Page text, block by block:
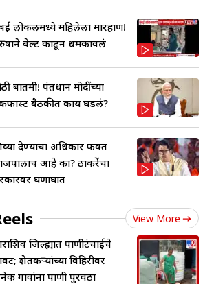
लोकलमध्ये महिलेला मारहाण!
बेल्ट काढून धमकावलं
बातमी! पंतप्रधान मोदींच्या
बैठकीत काय घडलं?
देण्याचा अधिकार फक्त
आहे का? ठाकरेंचा
घणाघात
View More
जिल्ह्यात पाणीटंचाईचे
शेतकऱ्यांच्या विहिरीवर
गावांना पाणी पुरवठा